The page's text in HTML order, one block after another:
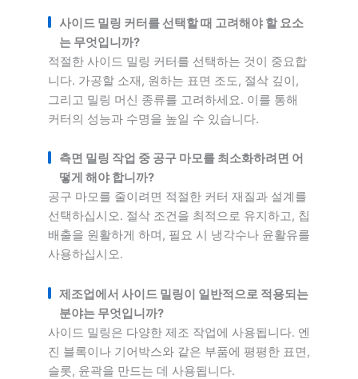
사이드 밀링 커터를 선택할 때 고려해야 할 요소
는 무엇입니까?
적절한 사이드 밀링 커터를 선택하는 것이 중요합
니다. 가공할 소재, 원하는 표면 조도, 절삭 깊이,
그리고 밀링 머신 종류를 고려하세요. 이를 통해
커터의 성능과 수명을 높일 수 있습니다.
측면 밀링 작업 중 공구 마모를 최소화하려면 어
떻게 해야 합니까?
공구 마모를 줄이려면 적절한 커터 재질과 설계를
선택하십시오. 절삭 조건을 최적으로 유지하고, 칩
배출을 원활하게 하며, 필요 시 냉각수나 윤활유를
사용하십시오.
제조업에서 사이드 밀링이 일반적으로 적용되는
분야는 무엇입니까?
사이드 밀링은 다양한 제조 작업에 사용됩니다. 엔
진 블록이나 기어박스와 같은 부품에 평평한 표면,
슬롯, 윤곽을 만드는 데 사용됩니다.